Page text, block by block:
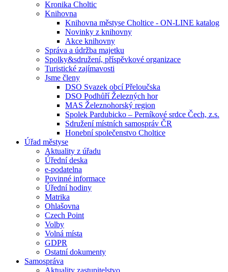
Kronika Choltic
Knihovna
Knihovna městyse Choltice - ON-LINE katalog
Novinky z knihovny
Akce knihovny
Správa a údržba majetku
Spolky&sdružení, příspěvkové organizace
Turistické zajímavosti
Jsme členy
DSO Svazek obcí Přeloučska
DSO Podhůří Železných hor
MAS Železnohorský region
Spolek Pardubicko – Perníkové srdce Čech, z.s.
Sdružení místních samospráv ČR
Honební společenstvo Choltice
Úřad městyse
Aktuality z úřadu
Úřední deska
e-podatelna
Povinné informace
Úřední hodiny
Matrika
Ohlašovna
Czech Point
Volby
Volná místa
GDPR
Ostatní dokumenty
Samospráva
Aktuality zastupitelstvo